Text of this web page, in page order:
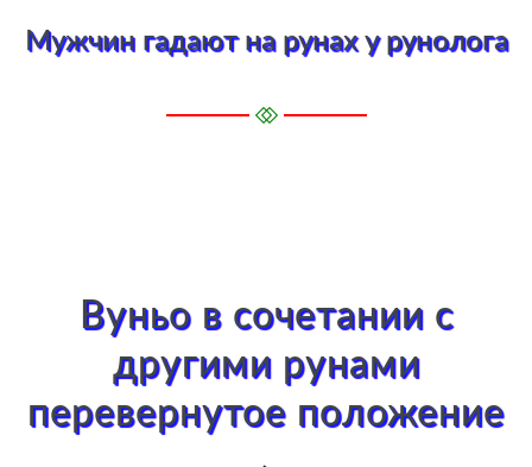
Мужчин гадают на рунах у рунолога
Вуньо в сочетании с
другими рунами
перевернутое положение